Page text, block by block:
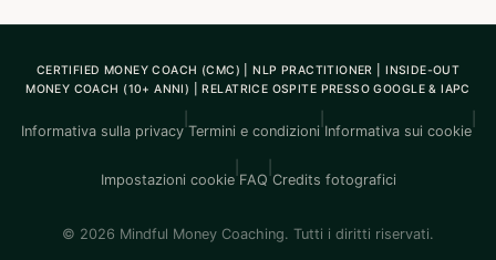
CERTIFIED MONEY COACH (CMC) | NLP PRACTITIONER | INSIDE-OUT
MONEY COACH (10+ ANNI) | RELATRICE OSPITE PRESSO GOOGLE & IAPC
Informativa sulla privacy Termini e condizioni Informativa sui cookie
Impostazioni cookie FAQ Credits fotografici
© 2026 Mindful Money Coaching. Tutti i diritti riservati.